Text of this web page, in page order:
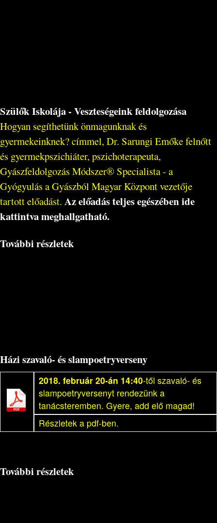
Szülők Iskolája - Veszteségeink feldolgozása
Hogyan segíthetünk önmagunknak és
gyermekeinknek? címmel, Dr. Sarungi Emőke felnőtt
és gyermekpszichiáter, pszichoterapeuta,
Gyászfeldolgozás Módszer® Specialista - a
Gyógyulás a Gyászból Magyar Központ vezetője
tartott előadást. Az előadás teljes egészében ide
kattintva meghallgatható.
További részletek
Házi szavaló- és slampoetryverseny
2018. február 20-án 14:40-től szavaló- és
slampoetryversenyt rendezünk a
tanácsteremben. Gyere, add elő magad!
Részletek a pdf-ben.
További részletek